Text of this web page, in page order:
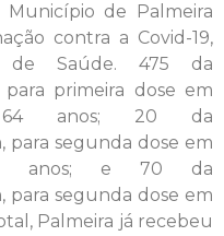
de Palmeira
contra a Covid-19,
de Saúde. 475 da
para primeira dose em
anos; 20 da
para segunda dose em
anos; e 70 da
para segunda dose em
Palmeira já recebeu